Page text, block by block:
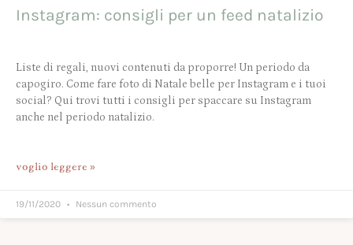
Instagram: consigli per un feed natalizio
Liste di regali, nuovi contenuti da proporre! Un periodo da
capogiro. Come fare foto di Natale belle per Instagram e i tuoi
social? Qui trovi tutti i consigli per spaccare su Instagram
anche nel periodo natalizio.
voglio leggere »
19/11/2020 Nessun commento